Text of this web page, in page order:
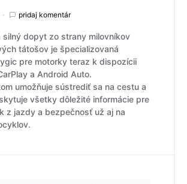
pridaj komentár
silný dopyt zo strany milovníkov
tátošov je špecializovaná
pre motorky teraz k dispozícii
a Android Auto.
umožňuje sústrediť sa na cestu a
všetky dôležité informácie pre
z jazdy a bezpečnosť už aj na